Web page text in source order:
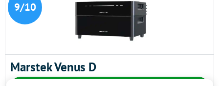
9/10
Marstek Venus D